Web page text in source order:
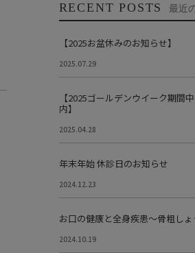
RECENT POSTS 最近
【2025お盆休みのお知らせ】
2025.07.29
【2025ゴールデンウイーク期
内】
2025.04.28
年末年始 休診日のお知らせ
2024.12.23
お口の健康と全身疾患～骨粗し
2024.10.19